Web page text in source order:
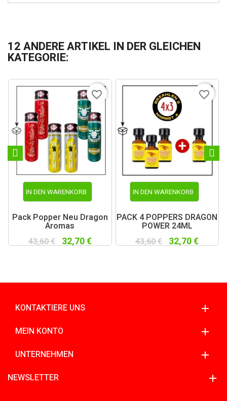
12 ANDERE ARTIKEL IN DER GLEICHEN
KATEGORIE:
IN DEN WARENKORB
Pack Popper Neu Dragon
Aromas
43,60 € 32,70 €
favorite_border
IN DEN WARENKORB
PACK 4 POPPERS DRAGON
POWER 24ML
43,60 € 32,70 €
favorite_border
KONTAKTIERE UNS
MEIN KONTO
UNTERNEHMEN
NEWSLETTER